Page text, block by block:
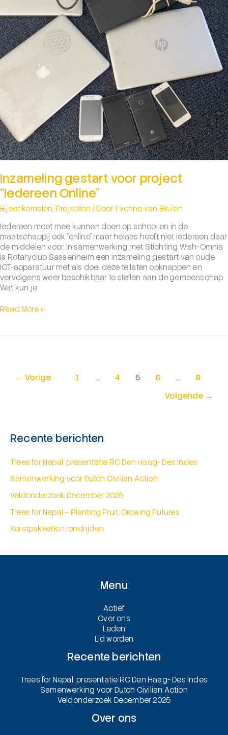
Inzameling gestart voor project
“Iedereen Online”
Bijeenkomsten,Projecten / DoorYvonne van Biezen
Iedereen moet mee kunnen doen op school en in de
maatschappij ook “online” maar helaas heeft niet iedereen daar
de middelen voor. In samenwerking met Stichting Wish-Omnia
is Rotaryclub Sassenheim een inzameling gestart van oude
ICT-apparatuur met als doel deze te laten opknappen en
vervolgens weer beschikbaar te stellen aan de gemeenschap.
Wat kun je
Inzameling
Read More »
← Vorige 1 … 4 5 6 …
8
Volgende →
Recente berichten
Trees for Nepal: presentatie RC Den Haag- Des Indes
Samenwerking voor Dutch Civilian Action
Veldonderzoek December 2025
Trees for Nepal – Planting Fruit, Growing Futures
Kerstpakketten rondrijden
Menu
Actief
Over ons
Leden
Lid worden
Recente berichten
Trees for Nepal: presentatie RC Den Haag- Des Indes
Samenwerking voor Dutch Civilian Action
Veldonderzoek December 2025
Over ons